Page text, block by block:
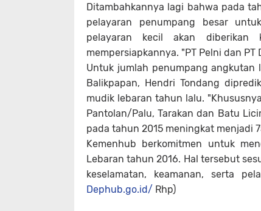
Ditambahkannya lagi bahwa pada
pelayaran penumpang besar
pelayaran kecil akan
mempersiapkannya. "PT Pelni dan
Untuk jumlah penumpang angkutan
Balikpapan, Hendri Tondang
mudik lebaran tahun lalu.
Pantolan/Palu, Tarakan dan Batu
pada tahun 2015 meningkat menjadi
Kemenhub berkomitmen untuk
Lebaran tahun 2016. Hal tersebut
keselamatan, keamanan, serta
Dephub.go.id/ Rhp)